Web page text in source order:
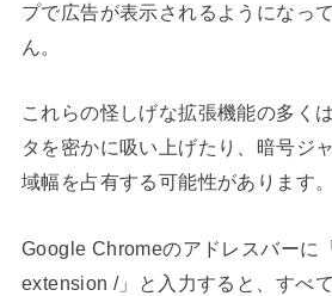
プで広告が表示されるようになっ
ん。
これらの怪しげな拡張機能の多く
タを密かに吸い上げたり、暗号ジ
域幅を占有する可能性があります。
Google Chromeのアドレスバーに
extension /」と入力すると、すべ